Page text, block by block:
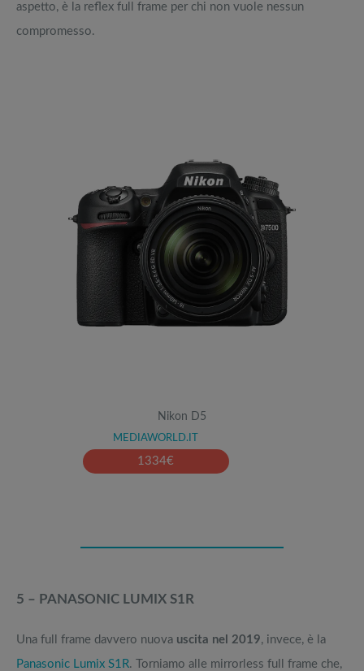
aspetto, è la reflex full frame per chi non vuole nessun
compromesso.
Nikon D5
MEDIAWORLD.IT
1334€
5 – PANASONIC LUMIX S1R
Una full frame davvero nuova uscita nel 2019, invece, è la
Panasonic Lumix S1R. Torniamo alle mirrorless full frame che,